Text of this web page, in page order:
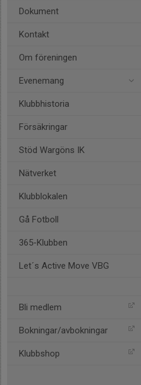
Dokument
Kontakt
Om föreningen
Evenemang
Klubbhistoria
Försäkringar
Stöd Wargöns IK
Nätverket
Klubblokalen
Gå Fotboll
365-Klubben
Let´s Active Move VBG
Bli medlem
Bokningar/avbokningar
Klubbshop